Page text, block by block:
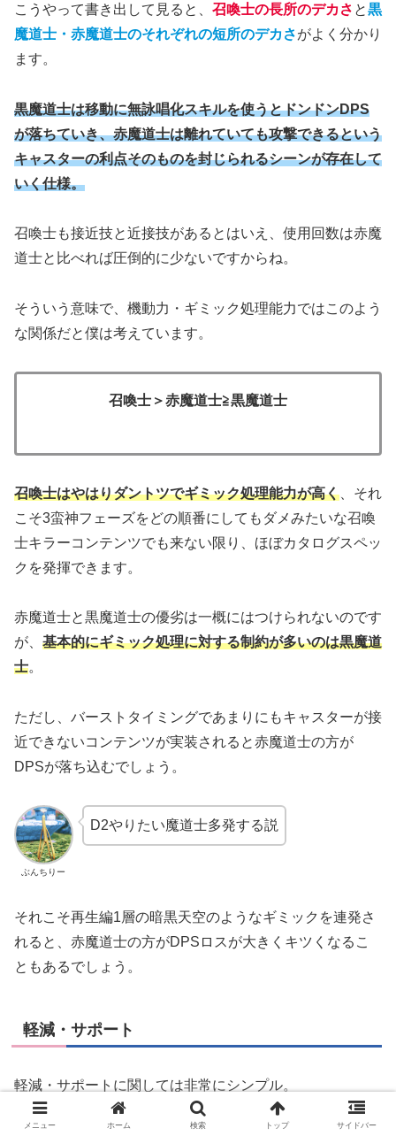
こうやって書き出して見ると、 召喚士の長所のデカさ と黒
魔道士・赤魔道士のそれぞれの短所のデカさがよく分かり
ます。
黒魔道士は移動に無詠唱化スキルを使うとドンドンDPS
が落ちていき、赤魔道士は離れていても攻撃できるという
キャスターの利点そのものを封じられるシーンが存在して
いく仕様。
召喚士も接近技と近接技があるとはいえ、使用回数は赤魔
道士と比べれば圧倒的に少ないですからね。
そういう意味で、機動力・ギミック処理能力ではこのよう
な関係だと僕は考えています。
召喚士＞赤魔道士≧黒魔道士
召喚士はやはりダントツでギミック処理能力が高く 、それ
こそ3蛮神フェーズをどの順番にしてもダメみたいな召喚
士キラーコンテンツでも来ない限り、ほぼカタログスペッ
クを発揮できます。
赤魔道士と黒魔道士の優劣は一概にはつけられないのです
が、 基本的にギミック処理に対する制約が多いのは黒魔道
士。
ただし、バーストタイミングであまりにもキャスターが接
近できないコンテンツが実装されると赤魔道士の方が
DPSが落ち込むでしょう。
ぶんちりー
D2やりたい魔道士多発する説
それこそ再生編1層の暗黒天空のようなギミックを連発さ
れると、赤魔道士の方がDPSロスが大きくキツくなるこ
ともあるでしょう。
軽減・サポート
軽減・サポートに関しては非常にシンプル。
メニュー ホーム 検索 トップ サイドバー